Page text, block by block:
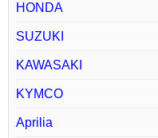
HONDA
SUZUKI
KAWASAKI
KYMCO
Aprilia